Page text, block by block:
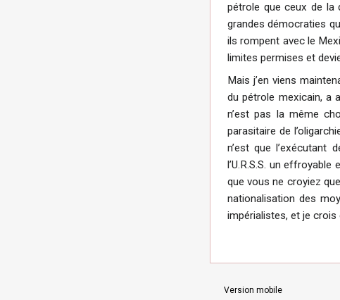
pétrole que ceux de la
grandes démocraties
ils rompent avec le
limites permises et
Mais j’en viens
du pétrole mexicain, a
n’est pas la même
parasitaire de
n’est que l’exécutant
l’U.R.S.S. un
que vous ne croyiez
nationalisation des
impérialistes, et je crois
Version mobile